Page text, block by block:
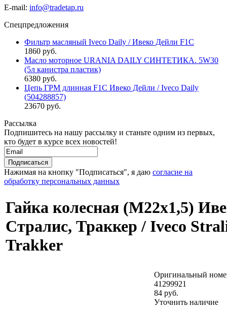
E-mail: info@tradetap.ru
Спецпредложения
Фильтр масляный Iveco Daily / Ивеко Дейли F1C
1860 руб.
Масло моторное URANIA DAILY СИНТЕТИКА. 5W30
(5л канистра пластик)
6380 руб.
Цепь ГРМ длинная F1C Ивеко Дейли / Iveco Daily
(504288857)
23670 руб.
Рассылка
Подпишитесь на нашу рассылку и станьте одним из первых,
кто будет в курсе всех новостей!
Нажимая на кнопку "Подписаться", я даю согласие на
обработку персональных данных
Гайка колесная (М22х1,5)
Стралис, Траккер / Iveco
Trakker
Оригинальный
41299921
84 руб.
Уточнить наличие